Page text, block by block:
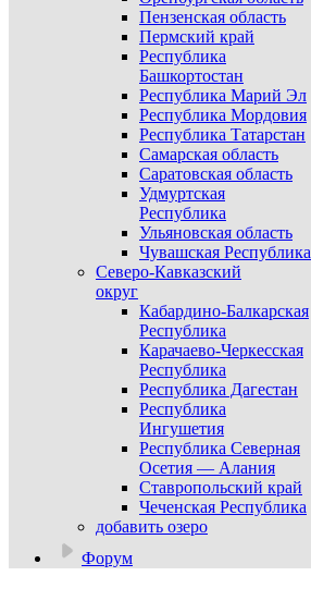
Пензенская область
Пермский край
Республика
Башкортостан
Республика Марий Эл
Республика Мордовия
Республика Татарстан
Самарская область
Саратовская область
Удмуртская
Республика
Ульяновская область
Чувашская Республика
Северо-Кавказский
округ
Кабардино-Балкарская
Республика
Карачаево-Черкесская
Республика
Республика Дагестан
Республика
Ингушетия
Республика Северная
Осетия — Алания
Ставропольский край
Чеченская Республика
добавить озеро
Форум